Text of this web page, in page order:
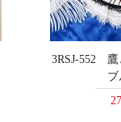
3RSJ-552 鷹